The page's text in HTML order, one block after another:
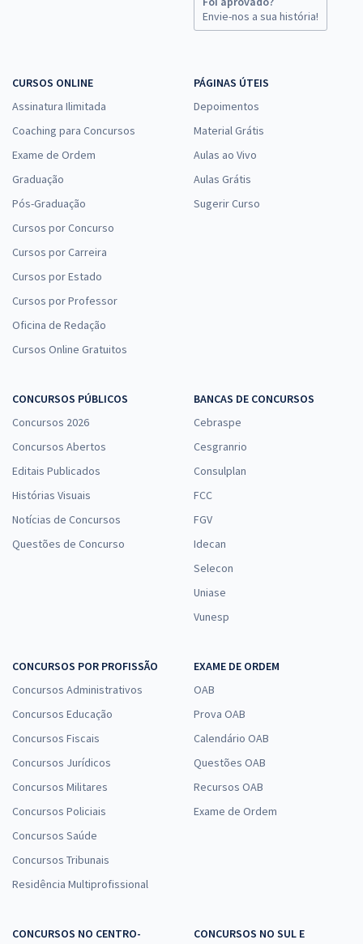
Envie-nos a sua história!
CURSOS ONLINE
Assinatura Ilimitada
Coaching para Concursos
Exame de Ordem
Graduação
Pós-Graduação
Cursos por Concurso
Cursos por Carreira
Cursos por Estado
Cursos por Professor
Oficina de Redação
Cursos Online Gratuitos
PÁGINAS ÚTEIS
Depoimentos
Material Grátis
Aulas ao Vivo
Aulas Grátis
Sugerir Curso
CONCURSOS PÚBLICOS
Concursos 2026
Concursos Abertos
Editais Publicados
Histórias Visuais
Notícias de Concursos
Questões de Concurso
BANCAS DE CONCURSOS
Cebraspe
Cesgranrio
Consulplan
FCC
FGV
Idecan
Selecon
Uniase
Vunesp
CONCURSOS POR PROFISSÃO
Concursos Administrativos
Concursos Educação
Concursos Fiscais
Concursos Jurídicos
Concursos Militares
Concursos Policiais
Concursos Saúde
Concursos Tribunais
Residência Multiprofissional
EXAME DE ORDEM
OAB
Prova OAB
Calendário OAB
Questões OAB
Recursos OAB
Exame de Ordem
CONCURSOS NO CENTRO-
CONCURSOS NO SUL E